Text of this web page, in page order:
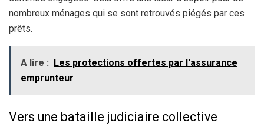
nombreux ménages qui se sont retrouvés piégés par ces
prêts.
A lire :
Les protections offertes par l'assurance
emprunteur
Vers une bataille judiciaire collective